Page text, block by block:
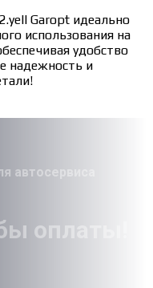
Garopt идеально
использования на
удобство
надежность и
автосервиса
оплаты!